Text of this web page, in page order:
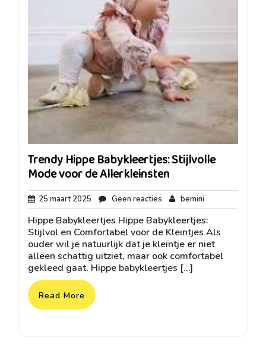
Trendy Hippe Babykleertjes: Stijlvolle
Mode voor de Allerkleinsten
25 maart 2025 25
maart
2025
Geen reacties Geen
reacties
bemini
Hippe Babykleertjes Hippe Babykleertjes:
Stijlvol en Comfortabel voor de Kleintjes Als
ouder wil je natuurlijk dat je kleintje er niet
alleen schattig uitziet, maar ook comfortabel
gekleed gaat. Hippe babykleertjes […]
Read More